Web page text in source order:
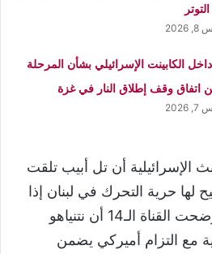
الكابينت الإسرائيلي بشأن المرحلة
من اتفاق وقف إطلاق النار في غزة
الإسرائيلية أن تل أبيب تلقت
حرية التحرك في لبنان إذا
تم انتهاك الاتفاق. كما أوضحت القناة الـ14 أن نتنياهو
مع التزام أميركي يضمن